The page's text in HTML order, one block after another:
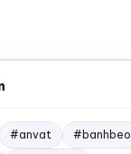
#anvat #banhbeo